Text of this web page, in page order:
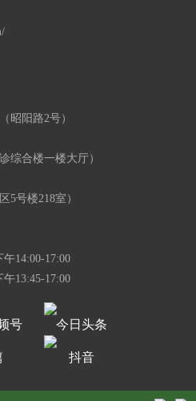
昭阳路2号）
综合楼一楼大厅）
5号楼218室）
14:00-17:00
13:45-17:00
号 今日头条
抖音